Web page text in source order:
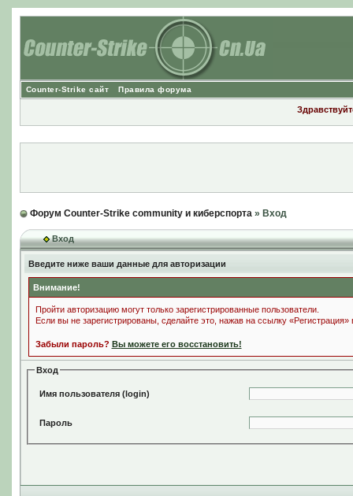
Counter-Strike сайт Правила форума
Форум Counter-Strike community и киберспорта» Вход
Вход
Введите ниже ваши данные для авторизации
Внимание!
Пройти авторизацию могут только зарегистрированные пользователи.
Если вы не зарегистрированы, сделайте это, нажав на ссылку
Забыли пароль? Вы можете его восстановить!
Вход
Имя пользователя (login)
Пароль